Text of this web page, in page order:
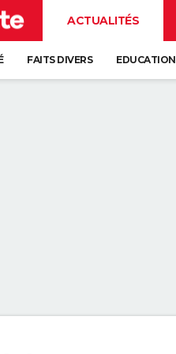
ACTUALITÉS
FAITS DIVERS EDUCATION